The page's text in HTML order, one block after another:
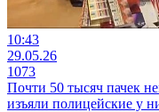
10:43
29.05.26
1073
Почти 50 тысяч пачек
изъяли полицейские у